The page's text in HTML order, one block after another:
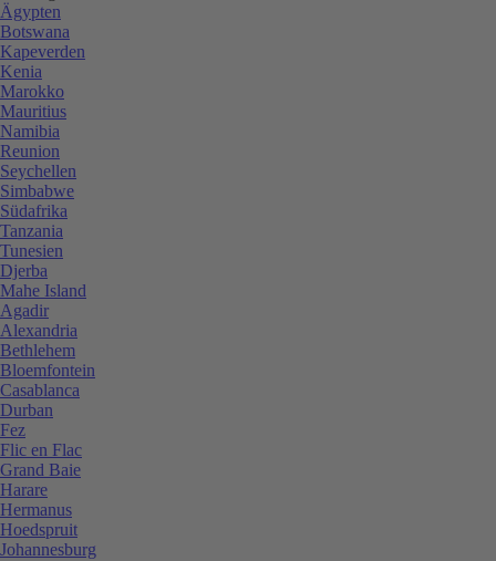
Ägypten
Botswana
Kapeverden
Kenia
Marokko
Mauritius
Namibia
Reunion
Seychellen
Simbabwe
Südafrika
Tanzania
Tunesien
Djerba
Mahe Island
Agadir
Alexandria
Bethlehem
Bloemfontein
Casablanca
Durban
Fez
Flic en Flac
Grand Baie
Harare
Hermanus
Hoedspruit
Johannesburg